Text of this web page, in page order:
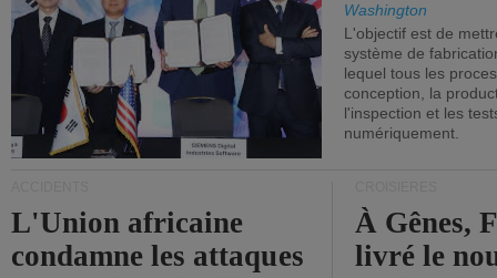
Washington
L'objectif est de
système de
lequel tous les
conception, la
l'inspection et les
numériquement.
L'Union africaine
condamne les attaques
À Gênes,
livré le